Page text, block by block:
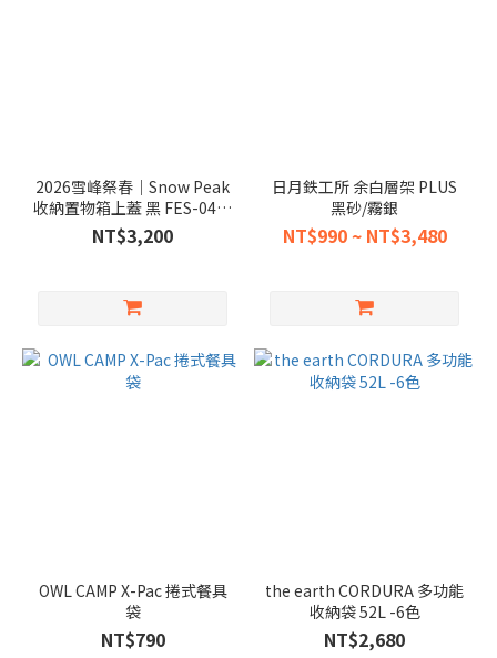
2026雪峰祭春｜Snow Peak
收納置物箱上蓋 黑 FES-045-
BK
NT$3,200
日月鉄工所 余白層架 PLUS
黑砂/霧銀
NT$990 ~ NT$3,480
OWL CAMP X-Pac 捲式餐具
袋
NT$790
the earth CORDURA 多功能
收納袋 52L -6色
NT$2,680